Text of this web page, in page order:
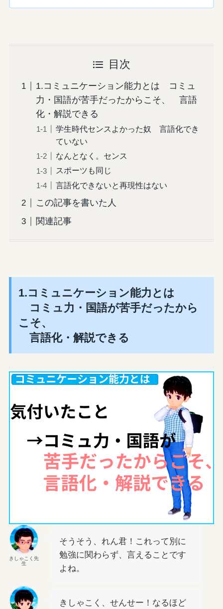
目次
1.コミュニケーション能力とは コミュ
力・国語が苦手だったからこそ、 言語
化・解説できる
学生時代センスよかった奴 言語化でき
ていない
なんとなく。センス
スポーツも同じ
言語化できないと再現性はない
この記事を書いた人
関連記事
1.コミュニケーション能力とは
コミュ力・国語が苦手だったから
こそ、
言語化・解説できる
きしゃこく先
生
そうそう、れん君！これって別に
勉強に関わらず、言えることです
よね。
きしゃこく、せんせー！なるほど